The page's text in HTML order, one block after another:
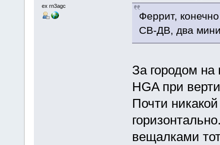
ex rn3agc
Феррит,
СВ-ДВ, два
За городом
HGA при
Почти
вещалками